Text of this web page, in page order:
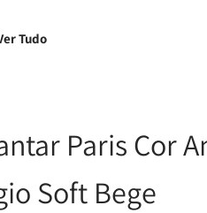
Tudo
Paris Cor
Soft Bege